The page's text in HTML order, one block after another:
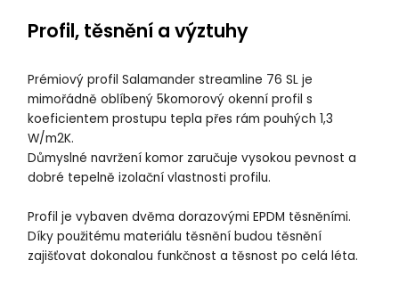
Profil, těsnění a výztuhy
Prémiový profil Salamander streamline 76 SL je
mimořádně oblíbený 5komorový okenní profil s
koeficientem prostupu tepla přes rám pouhých 1,3
W/m2K.
Důmyslné navržení komor zaručuje vysokou pevnost a
dobré tepelně izolační vlastnosti profilu.
Profil je vybaven dvěma dorazovými EPDM těsněními.
Díky použitému materiálu těsnění budou těsnění
zajišťovat dokonalou funkčnost a těsnost po celá léta.